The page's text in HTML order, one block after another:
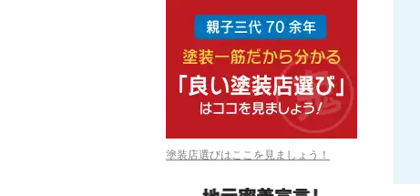
塗装店選びはここを見ましょう！